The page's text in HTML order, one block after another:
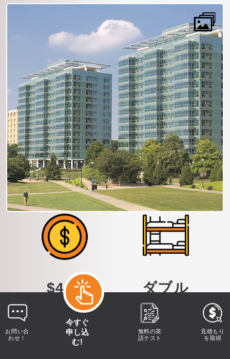
お問い合
わせ！
見積もり
を取得
無料の英
語テスト
今すぐ
申し込
む!
$425
1週間あたりの費用
ダブル
占有率